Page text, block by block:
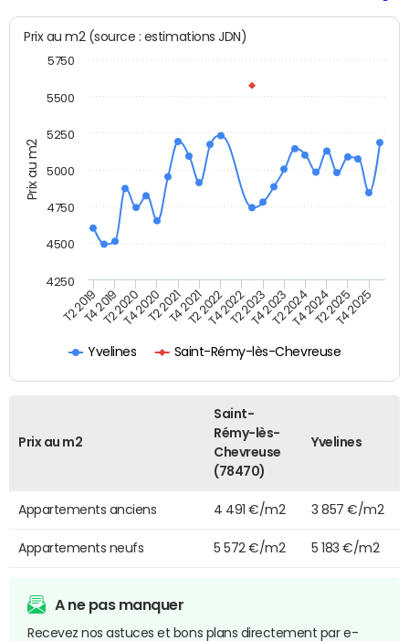
Prix au m2
Prix au m2 (source : estimations JDN)
Yvelines Saint-Rémy-lès-Chevreuse
T2 2019T4 2019T2 2020T4 2020T2 2021T4 2021T2 2022T4 2022T2 2023T4 2023T2 2024T4 2024T2 2025T4 2025
4250
4500
4750
5000
5250
5500
5750
Prix au m2
Saint-
Rémy-lès-
Chevreuse
(78470)
Yvelines
Appartements anciens 4 491 €/m2 3 857 €/m2
Appartements neufs 5 572 €/m2 5 183 €/m2
A ne pas manquer
Recevez nos astuces et bons plans directement par e-